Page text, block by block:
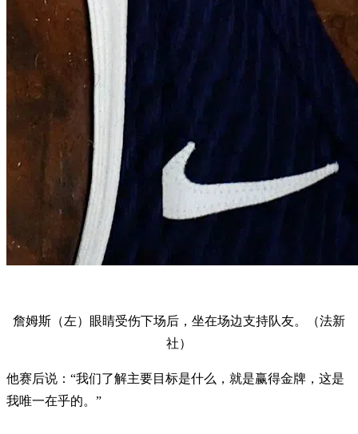
詹姆斯（左）眼睛受伤下场后，坐在场边支持队友。（法新
社）
他赛后说：“我们了解主要目标是什么，就是赢得金牌，这是
我唯一在乎的。”